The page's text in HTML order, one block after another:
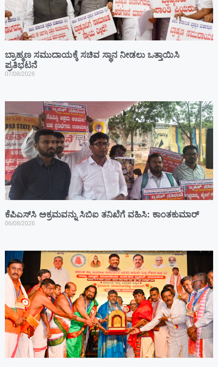
ಬ್ರಾಹ್ಮಣ ಸಮುದಾಯಕ್ಕೆ ಸಚಿವ ಸ್ಥಾನ ನೀಡಲು ಒತ್ತಾಯಿಸಿ
ಪ್ರತಿಭಟನೆ
07/08/2026
ಕೆಪಿಎಸ್‍ಸಿ ಅಕ್ರಮವನ್ನು ಸಿಬಿಐ ತನಿಖೆಗೆ ವಹಿಸಿ: ಕಾಂತಕುಮಾರ್
06/08/2026